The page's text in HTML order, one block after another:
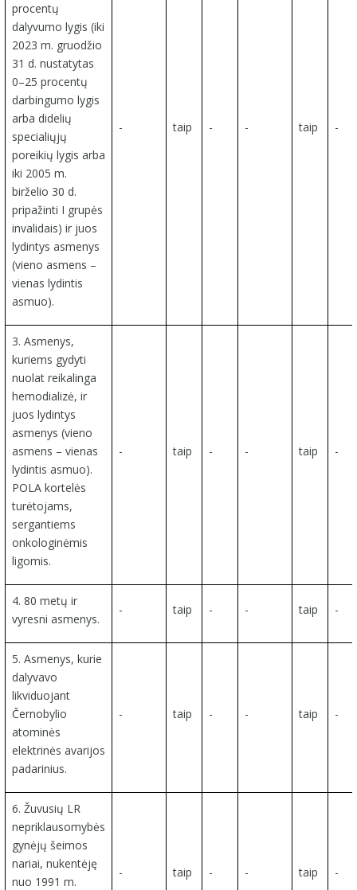
procentų
dalyvumo lygis (iki
2023 m. gruodžio
31 d. nustatytas
0–25 procentų
darbingumo lygis
arba didelių
specialiųjų
poreikių lygis arba
iki 2005 m.
birželio 30 d.
pripažinti I grupės
invalidais) ir juos
lydintys asmenys
(vieno asmens –
vienas lydintis
asmuo).
- taip - - taip -
3. Asmenys,
kuriems gydyti
nuolat reikalinga
hemodializė, ir
juos lydintys
asmenys (vieno
asmens – vienas
lydintis asmuo).
POLA kortelės
turėtojams,
sergantiems
onkologinėmis
ligomis.
- taip - - taip -
4. 80 metų ir
vyresni asmenys.
- taip - - taip -
5. Asmenys, kurie
dalyvavo
likviduojant
Černobylio
atominės
elektrinės avarijos
padarinius.
- taip - - taip -
6. Žuvusių LR
nepriklausomybės
gynėjų šeimos
nariai, nukentėję
nuo 1991 m.
- taip - - taip -